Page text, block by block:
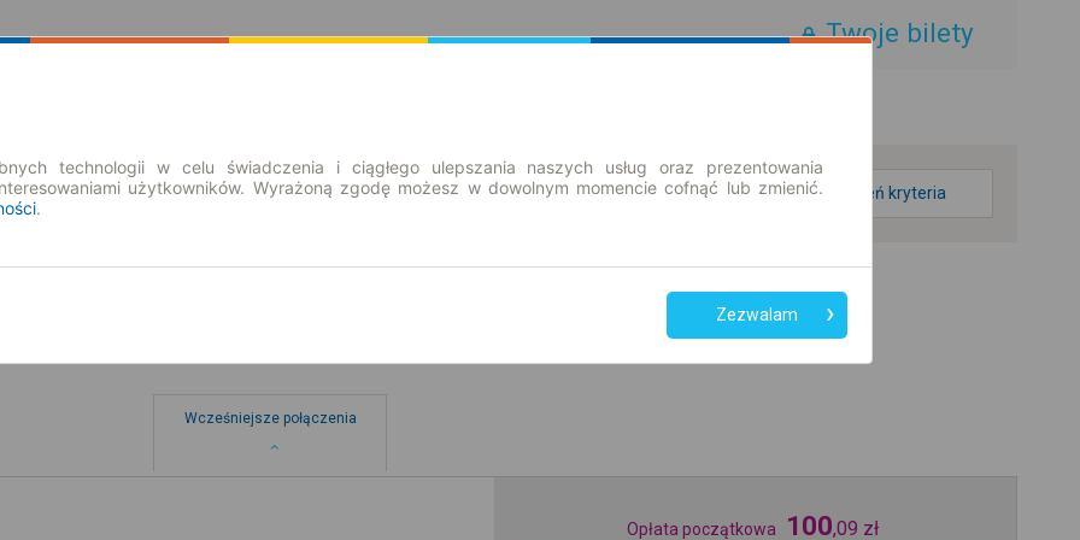
Twoje bilety
zmień kryteria
Wcześniejsze połączenia
Opłata początkowa 100,09 zł
technologii w celu świadczenia i ciągłego ulepszania naszych usług oraz prezentowania
użytkowników. Wyrażoną zgodę możesz w dowolnym momencie cofnąć lub zmienić.
.
Zezwalam